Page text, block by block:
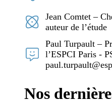
Jean Comtet –
auteur de l’étude
Paul Turpault –
l’ESPCI Paris -
Nos